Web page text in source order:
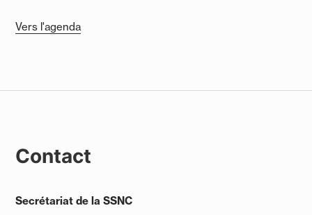
Vers l'agenda
Contact
Secrétariat de la SSNC